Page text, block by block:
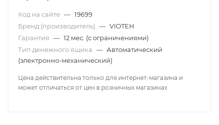
Код на сайте — 19699
Бренд (производитель) — VIOTEH
Гарантия — 12 мес. (с ограничениями)
Тип денежного ящика — Автоматический
(электронно-механический)
Цена действительна только для интернет-магазина и
может отличаться от цен в розничных магазинах